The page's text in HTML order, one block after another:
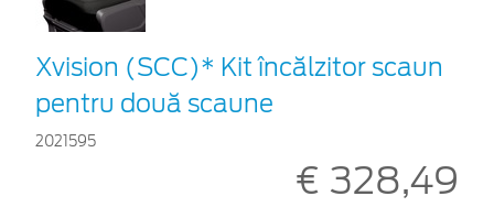
Xvision (SCC)* Kit încălzitor scaun
pentru două scaune
2021595
€ 328,49